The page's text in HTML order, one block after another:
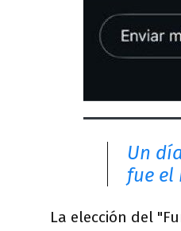
Un
fue el
La elección del